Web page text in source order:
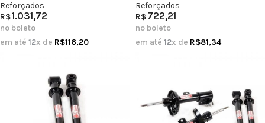
Reforçados
R$1.031,72
no boleto
em até 12x de R$116,20
Reforçados
R$722,21
no boleto
em até 12x de R$81,34